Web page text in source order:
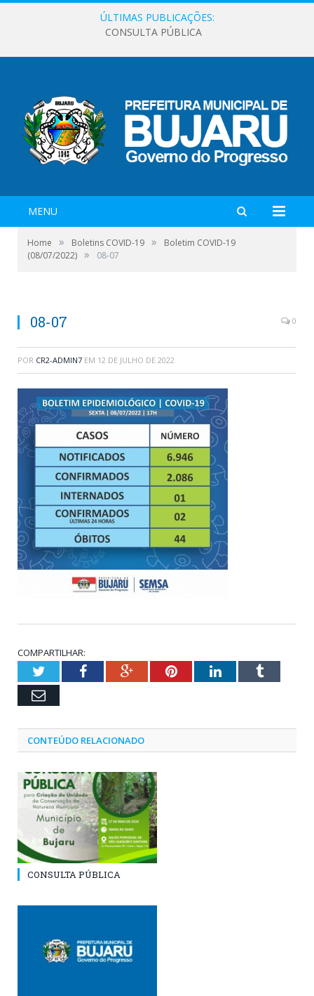
ÚLTIMAS PUBLICAÇÕES:
CONSULTA PÚBLICA
MENU
Home » Boletins COVID-19 »
Boletim COVID-19
(08/07/2022) » 08-07
08-07 0
POR CR2-ADMIN7 EM 12 DE JULHO DE 2022
COMPARTILHAR:
TwitterFacebookGoogle+PinterestLinkedInTumblr
Email
CONTEÚDO RELACIONADO
CONSULTA PÚBLICA